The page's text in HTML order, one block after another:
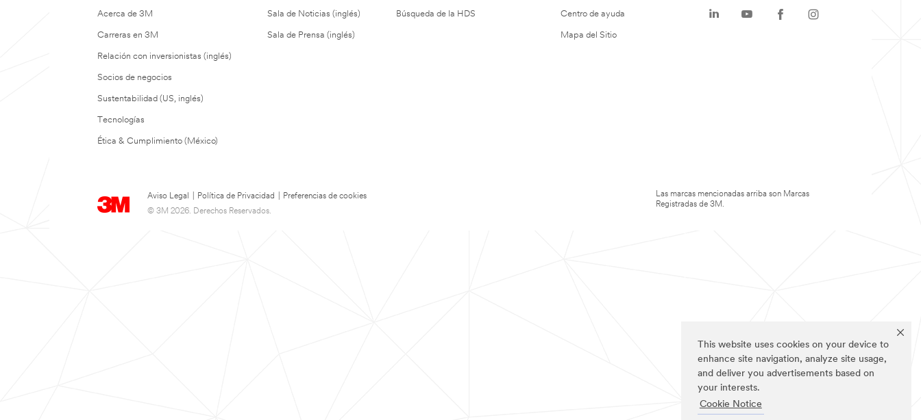
This website uses cookies on your device to
enhance site navigation, analyze site usage,
and deliver you advertisements based on
your interests.
Cookie Notice
Acerca de 3M
Carreras en 3M
Relación con inversionistas (inglés)
Socios de negocios
Sustentabilidad (US, inglés)
Tecnologías
Ética & Cumplimiento (México)
Sala de Noticias (inglés)
Sala de Prensa (inglés)
Búsqueda de la HDS Centro de ayuda
Mapa del Sitio
Aviso Legal Política de Privacidad
Preferencias de cookies
© 3M 2026. Derechos Reservados.
Las marcas mencionadas arriba son Marcas
Registradas de 3M.